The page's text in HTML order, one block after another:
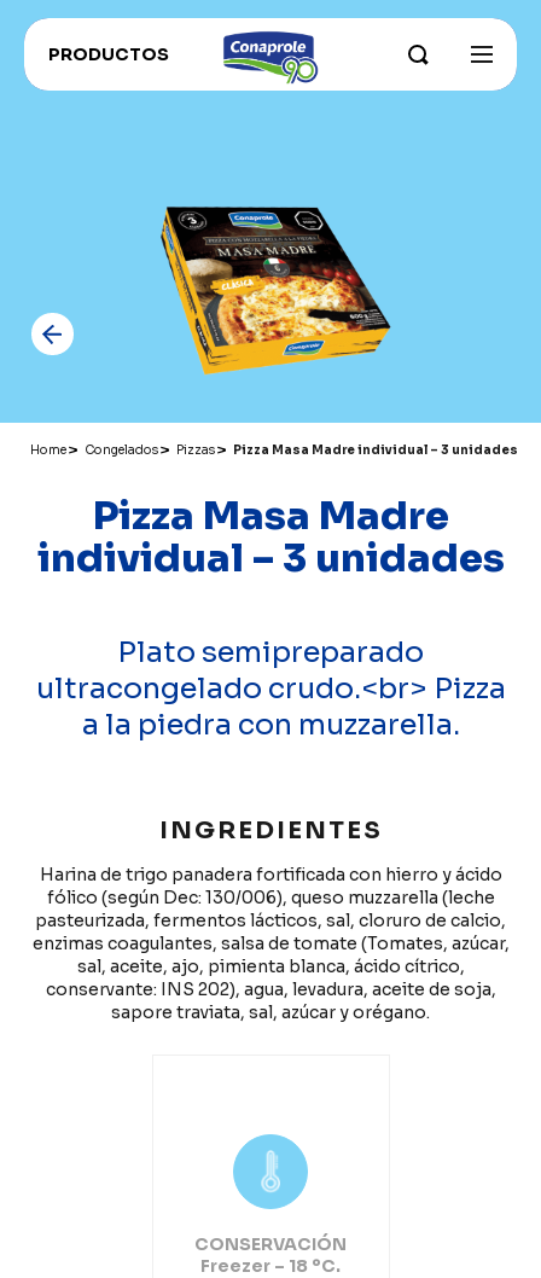
PRODUCTOS
Parque Industrial
Nuestros campos y productores
Sustentabilidad e innovación
Grass Fed
Historia
CONAHORRO
RECETAS
RECOMENDADOS ADU
CATÁLOGO PRODUCTOS
Home Congelados Pizzas Pizza Masa Madre individual – 3 unidades
Pizza Masa Madre
individual – 3 unidades
Plato semipreparado
ultracongelado crudo.<br> Pizza
a la piedra con muzzarella.
INGREDIENTES
Harina de trigo panadera fortificada con hierro y ácido
fólico (según Dec: 130/006), queso muzzarella (leche
pasteurizada, fermentos lácticos, sal, cloruro de calcio,
enzimas coagulantes, salsa de tomate (Tomates, azúcar,
sal, aceite, ajo, pimienta blanca, ácido cítrico,
conservante: INS 202), agua, levadura, aceite de soja,
sapore traviata, sal, azúcar y orégano.
CONSERVACIÓN
Freezer – 18 ºC.